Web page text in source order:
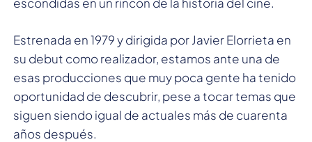
Estrenada en 1979 y dirigida por Javier Elorrieta en
su debut como realizador, estamos ante una de
esas producciones que muy poca gente ha tenido
oportunidad de descubrir, pese a tocar temas que
siguen siendo igual de actuales más de cuarenta
años después.